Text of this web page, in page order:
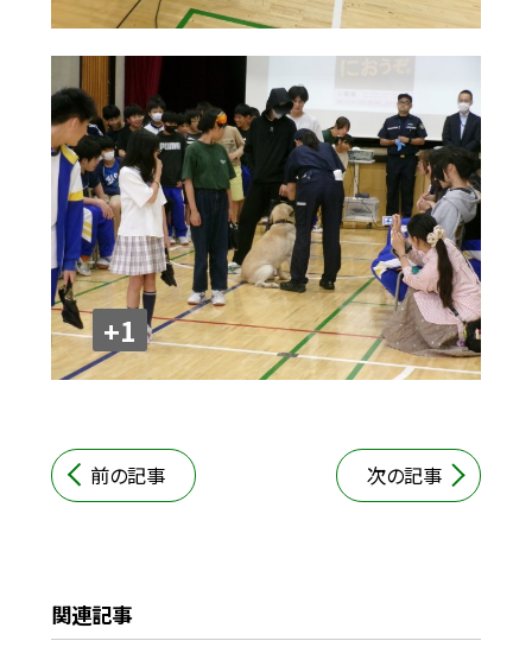
+1
前の記事 次の記事
関連記事